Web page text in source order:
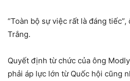
“Toàn bộ sự việc rất là đáng
Trắng.
Quyết định từ chức của ông
phải áp lực lớn từ Quốc hội cũng